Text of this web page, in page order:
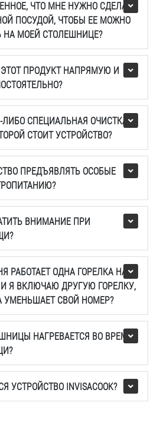
ЧТО МНЕ НУЖНО СДЕЛАТЬ
ПОСУДОЙ, ЧТОБЫ ЕЕ МОЖНО
НА МОЕЙ СТОЛЕШНИЦЕ?
ПРОДУКТ НАПРЯМУЮ И
СПЕЦИАЛЬНАЯ ОЧИСТКА
СТОИТ УСТРОЙСТВО?
ПРЕДЪЯВЛЯТЬ ОСОБЫЕ
ВНИМАНИЕ ПРИ
РАБОТАЕТ ОДНА ГОРЕЛКА НА
Я ВКЛЮЧАЮ ДРУГУЮ ГОРЕЛКУ,
УМЕНЬШАЕТ СВОЙ НОМЕР?
НАГРЕВАЕТСЯ ВО ВРЕМЯ
УСТРОЙСТВО INVISACOOK?